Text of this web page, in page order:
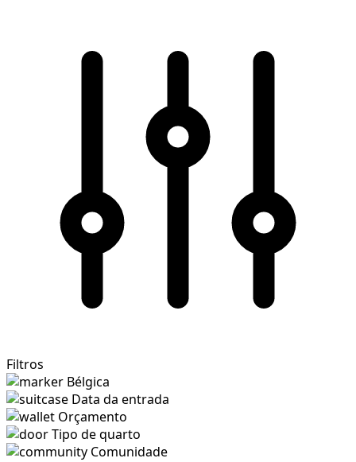
Filtros
Bélgica
Data da entrada
Orçamento
Tipo de quarto
Comunidade